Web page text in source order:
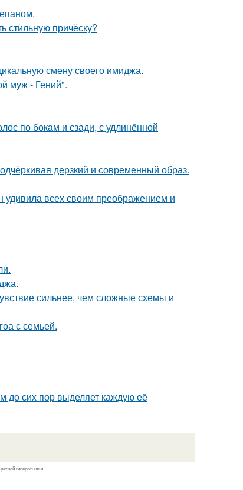
стильную причёску?
смену своего имиджа.
муж - Гений".
по бокам и сзади, с удлинённой
дерзкий и современный образ.
удивила всех своим преображением и
сильнее, чем сложные схемы и
с семьей.
до сих пор выделяет каждую её
гиперссылки.